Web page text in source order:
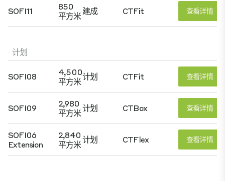
SOFI11
850
平方米建成 CTFit 查看详情
计划
SOFI08
4,500
平方米计划 CTFit 查看详情
SOFI09
2,980
平方米计划 CTBox 查看详情
SOFI06
Extension
2,840
平方米计划 CTFlex 查看详情